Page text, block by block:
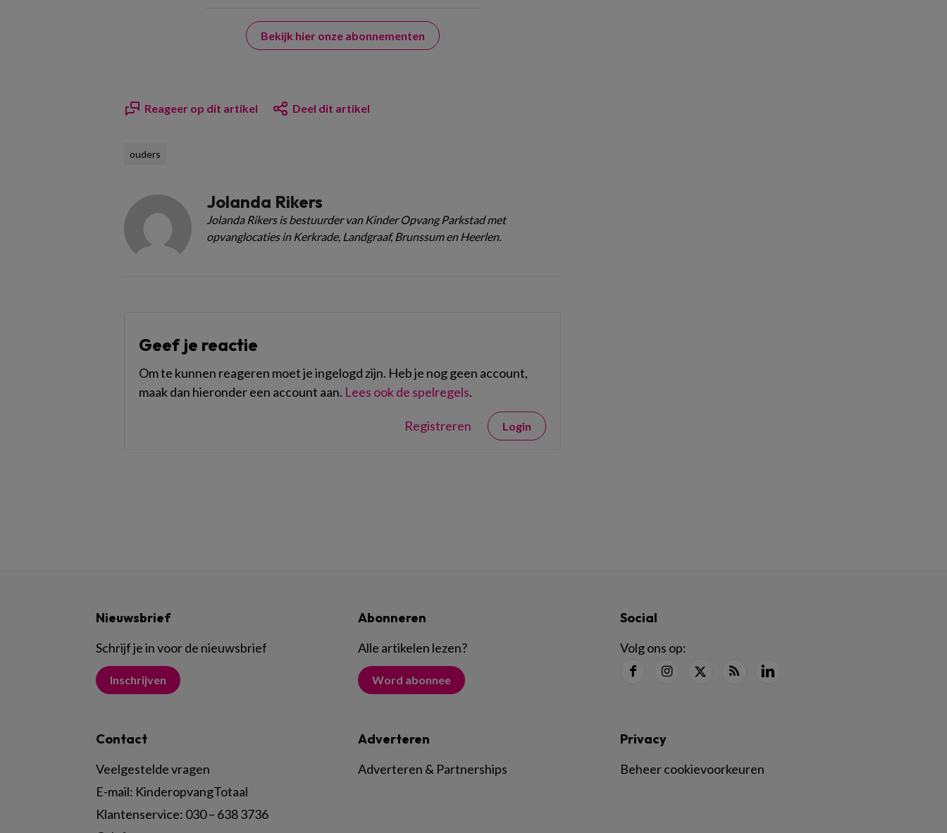
Bekijk hier onze abonnementen
Reageer op dit artikel Deel dit artikel
ouders
Jolanda Rikers
Jolanda Rikers is bestuurder van Kinder Opvang Parkstad met
opvanglocaties in Kerkrade, Landgraaf, Brunssum en Heerlen.
Geef je reactie
Om te kunnen reageren moet je ingelogd zijn. Heb je nog geen account,
maak dan hieronder een account aan. Lees ook de spelregels.
Registreren Login
Nieuwsbrief
Schrijf je in voor de nieuwsbrief
Inschrijven
Abonneren
Alle artikelen lezen?
Word abonnee
Social
Volg ons op:
Contact
Veelgestelde vragen
E-mail: KinderopvangTotaal
Klantenservice: 030 – 638 3736
Adverteren
Adverteren & Partnerships
Privacy
Beheer cookievoorkeuren